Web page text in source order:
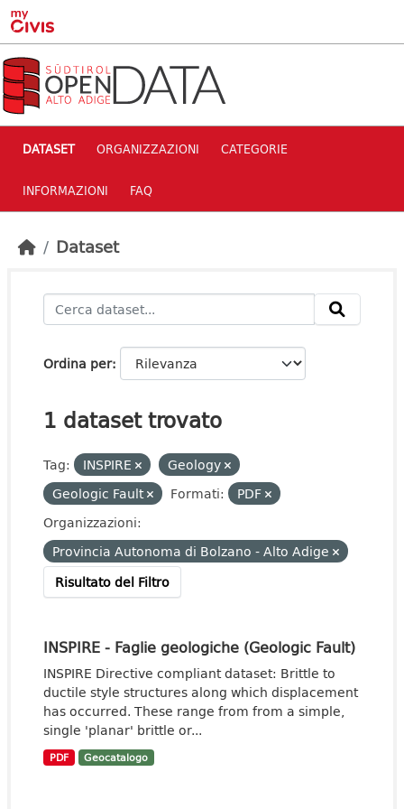
Skip to main content
DATASET ORGANIZZAZIONI CATEGORIE
INFORMAZIONI FAQ
Dataset
Ordina per
1 dataset trovato
Tag: INSPIRE
Geology
Geologic Fault
Formati:
PDF
Organizzazioni:
Provincia Autonoma di Bolzano - Alto Adige
Risultato del Filtro
INSPIRE - Faglie geologiche (Geologic Fault)
INSPIRE Directive compliant dataset: Brittle to
ductile style structures along which displacement
has occurred. These range from from a simple,
single 'planar' brittle or...
PDF Geocatalogo